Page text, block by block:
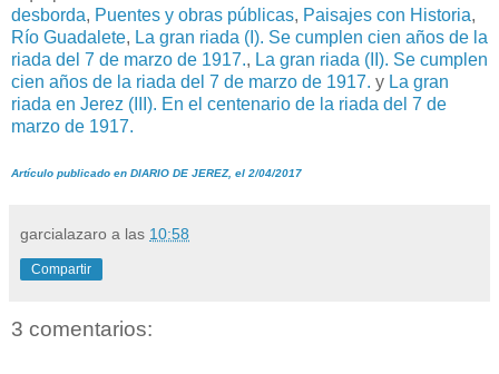
desborda, Puentes y obras públicas, Paisajes con Historia,
Río Guadalete, La gran riada (I). Se cumplen cien años de la
riada del 7 de marzo de 1917., La gran riada (II). Se cumplen
cien años de la riada del 7 de marzo de 1917. y La gran
riada en Jerez (III). En el centenario de la riada del 7 de
marzo de 1917.
Artículo publicado en DIARIO DE JEREZ, el 2/04/2017
garcialazaro a las 10:58
Compartir
3 comentarios: